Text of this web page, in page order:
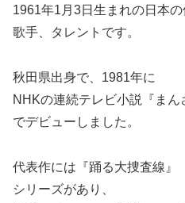
1961年1月3日生まれの日本の
歌手、タレントです。
秋田県出身で、1981年に
NHKの連続テレビ小説『まん
でデビューしました。
代表作には『踊る大捜査線』
シリーズがあり、